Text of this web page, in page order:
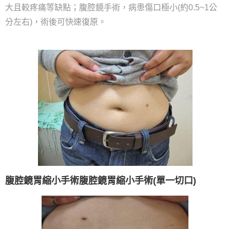
大且較疼痛等缺點；腹腔鏡手術，病患傷口極小(約0.5~1公
分左右)，術後可快速復原。
腹腔鏡胃縮小手術腹腔鏡胃縮小手術(單一切口)